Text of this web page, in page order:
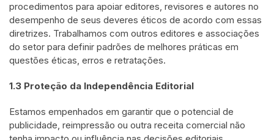
procedimentos para apoiar editores, revisores e autores no
desempenho de seus deveres éticos de acordo com essas
diretrizes. Trabalhamos com outros editores e associações
do setor para definir padrões de melhores práticas em
questões éticas, erros e retratações.
1.3 Proteção da Independência Editorial
Estamos empenhados em garantir que o potencial de
publicidade, reimpressão ou outra receita comercial não